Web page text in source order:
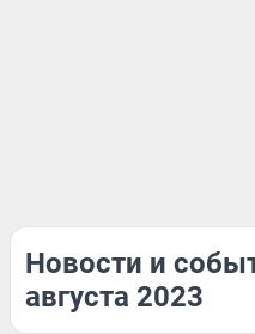
Новости и
августа 2023